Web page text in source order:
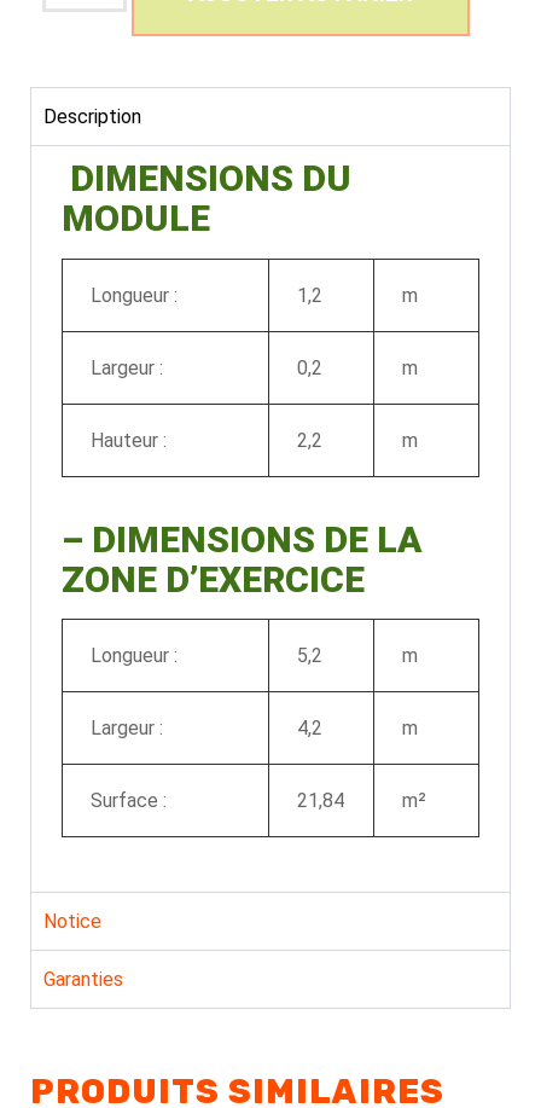
Description
DIMENSIONS DU
MODULE
Longueur : 1,2 m
Largeur : 0,2 m
Hauteur : 2,2 m
– DIMENSIONS DE LA
ZONE D’EXERCICE
Longueur : 5,2 m
Largeur : 4,2 m
Surface : 21,84 m²
Notice
Garanties
PRODUITS SIMILAIRES